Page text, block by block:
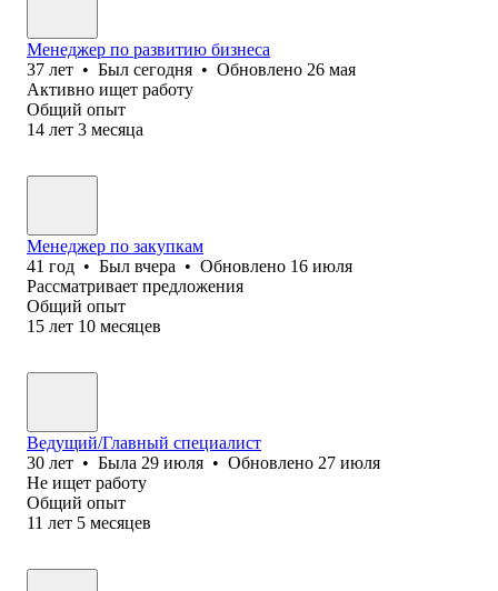
Менеджер по развитию бизнеса
37 лет • Был сегодня • Обновлено 26 мая
Активно ищет работу
Общий опыт
14 лет 3 месяца
Менеджер по закупкам
41 год • Был вчера • Обновлено 16 июля
Рассматривает предложения
Общий опыт
15 лет 10 месяцев
Ведущий/Главный специалист
30 лет • Была 29 июля • Обновлено 27 июля
Не ищет работу
Общий опыт
11 лет 5 месяцев